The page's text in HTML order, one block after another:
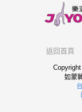
返回首頁
如蒙